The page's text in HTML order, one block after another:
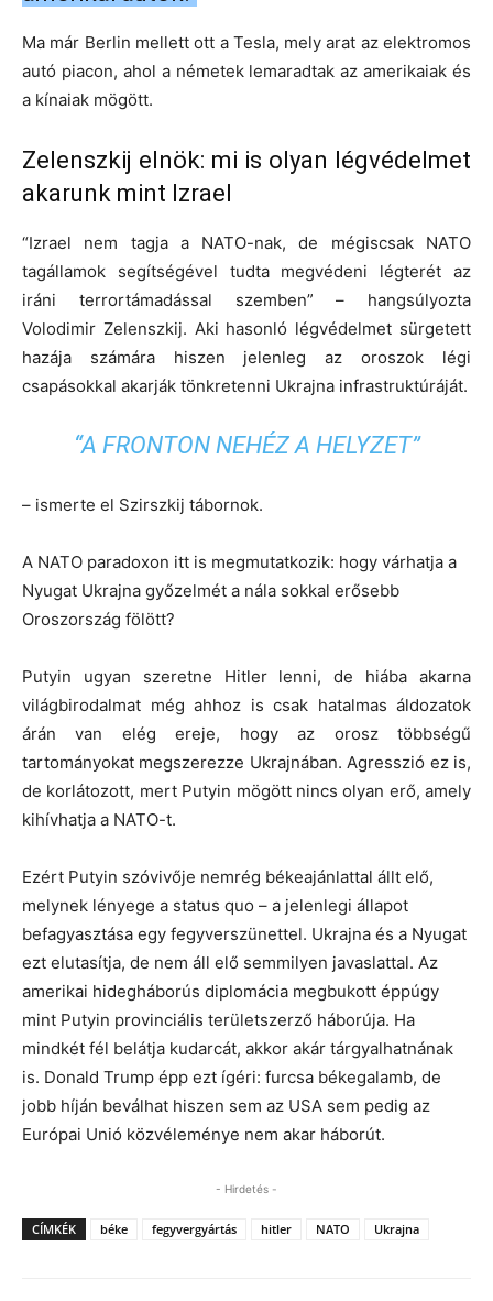
Ma már Berlin mellett ott a Tesla, mely arat az elektromos
autó piacon, ahol a németek lemaradtak az amerikaiak és
a kínaiak mögött.
Zelenszkij elnök: mi is olyan légvédelmet
akarunk mint Izrael
“Izrael nem tagja a NATO-nak, de mégiscsak NATO
tagállamok segítségével tudta megvédeni légterét az
iráni terrortámadással szemben” – hangsúlyozta
Volodimir Zelenszkij. Aki hasonló légvédelmet sürgetett
hazája számára hiszen jelenleg az oroszok légi
csapásokkal akarják tönkretenni Ukrajna infrastruktúráját.
“A FRONTON NEHÉZ A HELYZET”
– ismerte el Szirszkij tábornok.
A NATO paradoxon itt is megmutatkozik: hogy várhatja a
Nyugat Ukrajna győzelmét a nála sokkal erősebb
Oroszország fölött?
Putyin ugyan szeretne Hitler lenni, de hiába akarna
világbirodalmat még ahhoz is csak hatalmas áldozatok
árán van elég ereje, hogy az orosz többségű
tartományokat megszerezze Ukrajnában. Agresszió ez is,
de korlátozott, mert Putyin mögött nincs olyan erő, amely
kihívhatja a NATO-t.
Ezért Putyin szóvivője nemrég békeajánlattal állt elő,
melynek lényege a status quo – a jelenlegi állapot
befagyasztása egy fegyverszünettel. Ukrajna és a Nyugat
ezt elutasítja, de nem áll elő semmilyen javaslattal. Az
amerikai hidegháborús diplomácia megbukott éppúgy
mint Putyin provinciális területszerző háborúja. Ha
mindkét fél belátja kudarcát, akkor akár tárgyalhatnának
is. Donald Trump épp ezt ígéri: furcsa békegalamb, de
jobb híján beválhat hiszen sem az USA sem pedig az
Európai Unió közvéleménye nem akar háborút.
- Hirdetés -
CÍMKÉK béke fegyvergyártás hitler NATO Ukrajna